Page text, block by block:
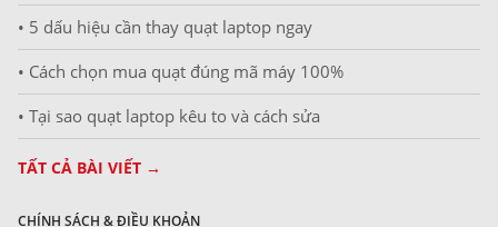
• 5 dấu hiệu cần thay quạt laptop ngay
• Cách chọn mua quạt đúng mã máy 100%
• Tại sao quạt laptop kêu to và cách sửa
TẤT CẢ BÀI VIẾT →
CHÍNH SÁCH & ĐIỀU KHOẢN